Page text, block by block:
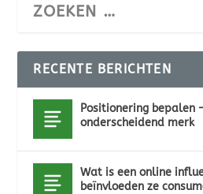
RECENTE BERICHTEN
Positionering bepalen
onderscheidend merk
Wat is een online
beïnvloeden ze